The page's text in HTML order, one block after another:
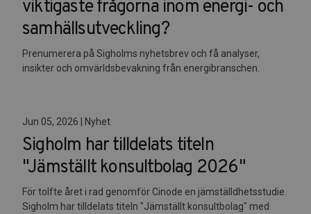
viktigaste frågorna inom energi- och
samhällsutveckling?
Prenumerera på Sigholms nyhetsbrev och få analyser,
insikter och omvärldsbevakning från energibranschen.
Jun 05, 2026 | Nyhet
Sigholm har tilldelats titeln
"Jämställt konsultbolag 2026"
För tolfte året i rad genomför Cinode en jämställdhetsstudie.
Sigholm har tilldelats titeln "Jämställt konsultbolag" med